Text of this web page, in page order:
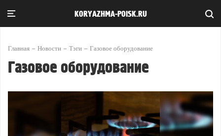
KORYAZHMA-POISK.RU
Главная Новости Тэги Газовое оборудование
Газовое оборудование